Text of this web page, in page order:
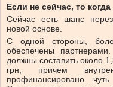
Если не сейчас, то когда
Сейчас есть шанс
новой основе.
С одной стороны,
обеспечены
должны составить около
грн, причем
профинансировано